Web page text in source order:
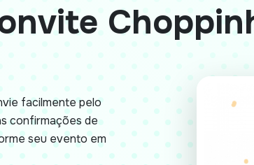
facilmente pelo
confirmações de
seu evento em